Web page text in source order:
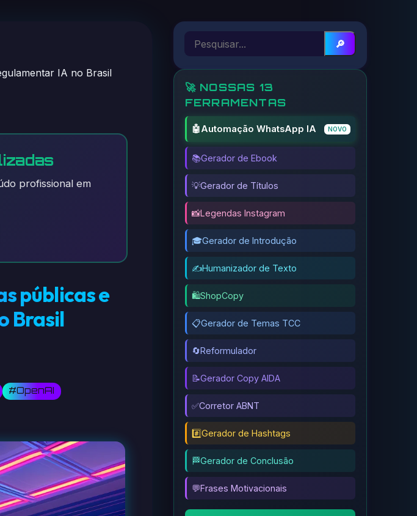
IA no Brasil
profissional em
públicas e
Brasil
#OpenAI
🔎
🚀 NOSSAS 13
FERRAMENTAS
🤖Automação WhatsApp IA NOVO
📚Gerador de Ebook
💡Gerador de Títulos
📸Legendas Instagram
🎓Gerador de Introdução
✍️Humanizador de Texto
🛍️ShopCopy
📋Gerador de Temas TCC
🔄Reformulador
📝Gerador Copy AIDA
✅Corretor ABNT
#️⃣Gerador de Hashtags
🏁Gerador de Conclusão
💬Frases Motivacionais